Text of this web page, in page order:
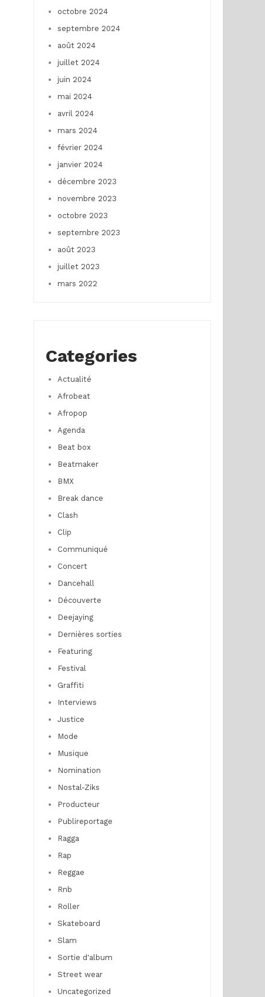
octobre 2024
septembre 2024
août 2024
juillet 2024
juin 2024
mai 2024
avril 2024
mars 2024
février 2024
janvier 2024
décembre 2023
novembre 2023
octobre 2023
septembre 2023
août 2023
juillet 2023
mars 2022
Categories
Actualité
Afrobeat
Afropop
Agenda
Beat box
Beatmaker
BMX
Break dance
Clash
Clip
Communiqué
Concert
Dancehall
Découverte
Deejaying
Dernières sorties
Featuring
Festival
Graffiti
Interviews
Justice
Mode
Musique
Nomination
Nostal-Ziks
Producteur
Publireportage
Ragga
Rap
Reggae
Rnb
Roller
Skateboard
Slam
Sortie d'album
Street wear
Uncategorized